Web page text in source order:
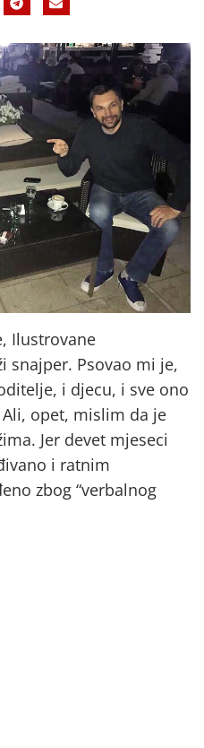
Ilustrovane
snajper. Psovao mi je,
i djecu, i sve ono
opet, mislim da je
Jer devet mjeseci
i ratnim
zbog “verbalnog